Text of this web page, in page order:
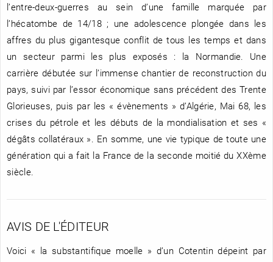
l’entre-deux-guerres au sein d’une famille marquée par
l’hécatombe de 14/18 ; une adolescence plongée dans les
affres du plus gigantesque conflit de tous les temps et dans
un secteur parmi les plus exposés : la Normandie. Une
carrière débutée sur l’immense chantier de reconstruction du
pays, suivi par l’essor économique sans précédent des Trente
Glorieuses, puis par les « évènements » d’Algérie, Mai 68, les
crises du pétrole et les débuts de la mondialisation et ses «
dégâts collatéraux ». En somme, une vie typique de toute une
génération qui a fait la France de la seconde moitié du XXème
siècle.
AVIS DE L'ÉDITEUR
Voici « la substantifique moelle » d’un Cotentin dépeint par